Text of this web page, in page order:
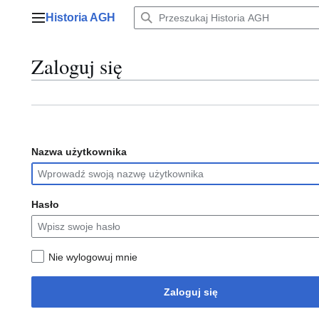
Menu główne
Historia AGH
Zaloguj się
Nazwa użytkownika
Hasło
Nie wylogowuj mnie
Zaloguj się